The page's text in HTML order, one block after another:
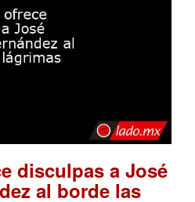
disculpas a José
al borde las